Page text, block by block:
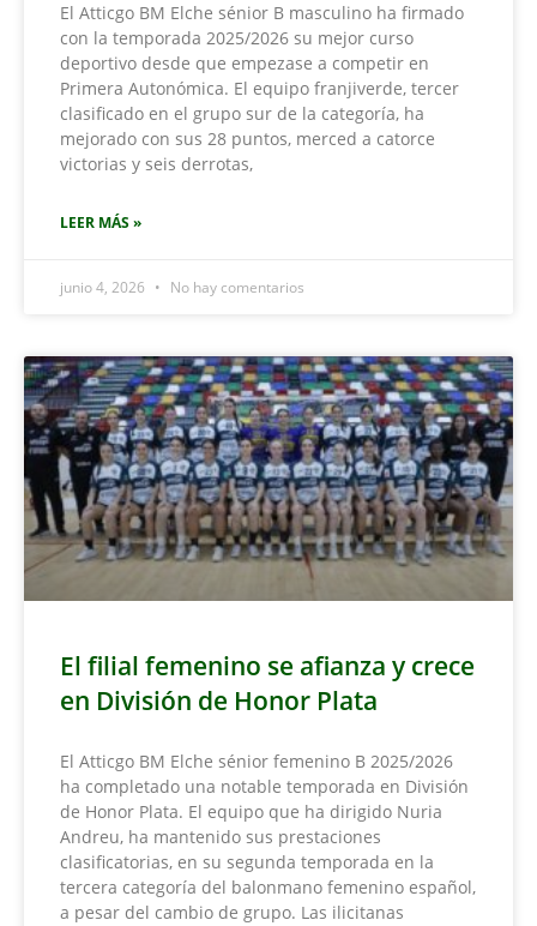
El Atticgo BM Elche sénior B masculino ha firmado
con la temporada 2025/2026 su mejor curso
deportivo desde que empezase a competir en
Primera Autonómica. El equipo franjiverde, tercer
clasificado en el grupo sur de la categoría, ha
mejorado con sus 28 puntos, merced a catorce
victorias y seis derrotas,
LEER MÁS »
junio 4, 2026 No hay comentarios
El filial femenino se afianza y crece
en División de Honor Plata
El Atticgo BM Elche sénior femenino B 2025/2026
ha completado una notable temporada en División
de Honor Plata. El equipo que ha dirigido Nuria
Andreu, ha mantenido sus prestaciones
clasificatorias, en su segunda temporada en la
tercera categoría del balonmano femenino español,
a pesar del cambio de grupo. Las ilicitanas